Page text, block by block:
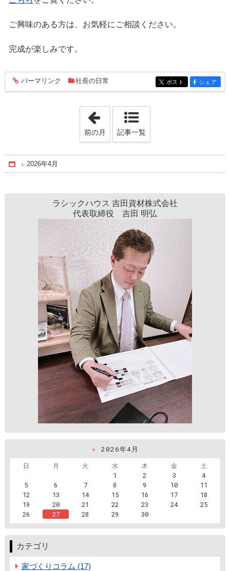
ご興味のある方は、お気軽にご相談ください。
完成が楽しみです。
entry209
パーマリンク 社長の日常 entry209
ポスト entry209
シェア
「2025年5月」
前の月 記事一覧
Home
2026年4月
ラシックハウス 吉田資材株式会社
代表取締役 吉田 明弘
« 2026年4月
日
月 火 水 木 金
土
1
2 3
4
5
6 7 8 9 10
11
12
13 14 15 16 17
18
19
20 21 22 23 24
25
26
27 28 29 30
カテゴリ
家づくりコラム (17)